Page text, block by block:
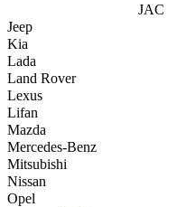
JAC
Jeep
Kia
Lada
Land Rover
Lexus
Lifan
Mazda
Mercedes-Benz
Mitsubishi
Nissan
Opel